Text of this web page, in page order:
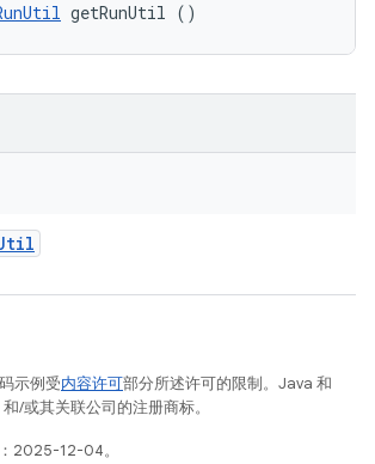
getRunUtil ()
示例受内容许可部分所述许可的限制。Java 和
/或其关联公司的注册商标。
2025-12-04。